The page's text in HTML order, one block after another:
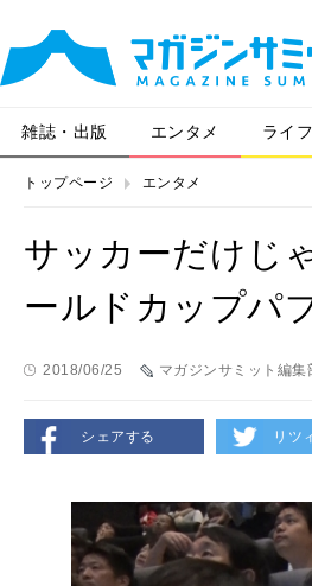
雑誌・出版 エンタメ ライ
トップページ エンタメ
サッカーだけじ
ールドカップパ
2018/06/25 マガジンサミット編集
シェアする リツ